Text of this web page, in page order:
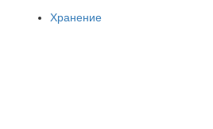
Хранение